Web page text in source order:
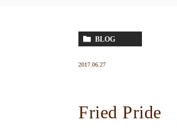
BLOG
2017.06.27
Fried Pride